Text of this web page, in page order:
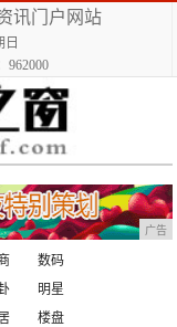
讯门户网站
日
962000
广告
数码
明星
楼盘